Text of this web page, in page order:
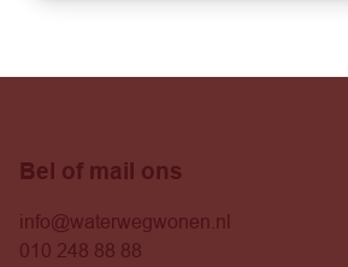
Bel of mail ons
info@waterwegwonen.nl
010 248 88 88